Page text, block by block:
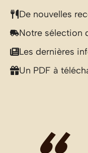
De nouvelles
Notre sélection
Les dernières
Un PDF à